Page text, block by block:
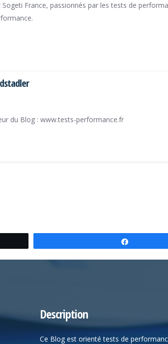
France, passionnés par les tests de
du Blog : www.tests-performance.fr
Description
Ce Blog est orienté tests de